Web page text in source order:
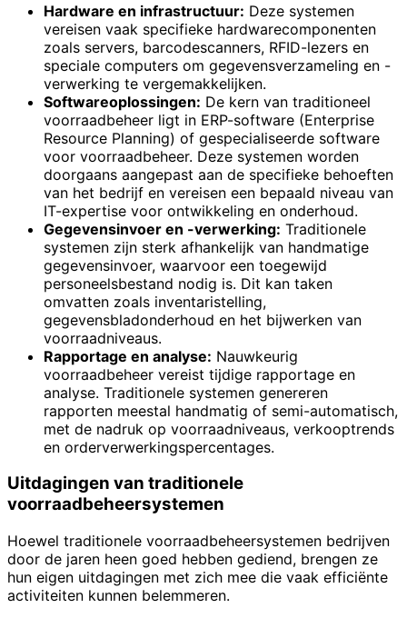
Hardware en infrastructuur: Deze systemen
vereisen vaak specifieke hardwarecomponenten
zoals servers, barcodescanners, RFID-lezers en
speciale computers om gegevensverzameling en -
verwerking te vergemakkelijken.
Softwareoplossingen: De kern van traditioneel
voorraadbeheer ligt in ERP-software (Enterprise
Resource Planning) of gespecialiseerde software
voor voorraadbeheer. Deze systemen worden
doorgaans aangepast aan de specifieke behoeften
van het bedrijf en vereisen een bepaald niveau van
IT-expertise voor ontwikkeling en onderhoud.
Gegevensinvoer en -verwerking: Traditionele
systemen zijn sterk afhankelijk van handmatige
gegevensinvoer, waarvoor een toegewijd
personeelsbestand nodig is. Dit kan taken
omvatten zoals inventaristelling,
gegevensbladonderhoud en het bijwerken van
voorraadniveaus.
Rapportage en analyse: Nauwkeurig
voorraadbeheer vereist tijdige rapportage en
analyse. Traditionele systemen genereren
rapporten meestal handmatig of semi-automatisch,
met de nadruk op voorraadniveaus, verkooptrends
en orderverwerkingspercentages.
Uitdagingen van traditionele
voorraadbeheersystemen
Hoewel traditionele voorraadbeheersystemen bedrijven
door de jaren heen goed hebben gediend, brengen ze
hun eigen uitdagingen met zich mee die vaak efficiënte
activiteiten kunnen belemmeren.